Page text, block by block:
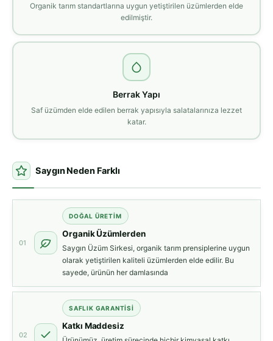
Organik tarım standartlarına uygun yetiştirilen üzümlerden elde
edilmiştir.
Berrak Yapı
Saf üzümden elde edilen berrak yapısıyla salatalarınıza lezzet
katar.
Saygın Neden Farklı
01
DOĞAL ÜRETIM
Organik Üzümlerden
Saygın Üzüm Sirkesi, organik tarım prensiplerine uygun
olarak yetiştirilen kaliteli üzümlerden elde edilir. Bu
sayede, ürünün her damlasında
02
SAFLIK GARANTISI
Katkı Maddesiz